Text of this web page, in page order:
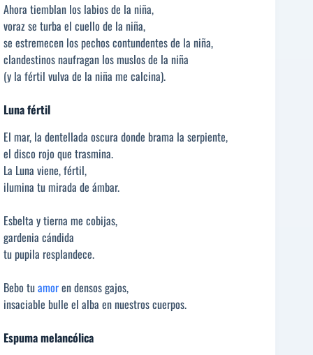
Ahora tiemblan los labios de la niña,
voraz se turba el cuello de la niña,
se estremecen los pechos contundentes de la niña,
clandestinos naufragan los muslos de la niña
(y la fértil vulva de la niña me calcina).
Luna fértil
El mar, la dentellada oscura donde brama la serpiente,
el disco rojo que trasmina.
La Luna viene, fértil,
ilumina tu mirada de ámbar.
Esbelta y tierna me cobijas,
gardenia cándida
tu pupila resplandece.
Bebo tuamoren densos gajos,
insaciable bulle el alba en nuestros cuerpos.
Espuma melancólica